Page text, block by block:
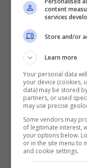
Se uno
e non
passi in
sarebbe
Sullo
Lo
content
services
Store and/or
Learn more
Your personal data
your device (cookies,
data) may be stored
partners, or used
may use precise
Some vendors may
of legitimate interest,
your options below.
or in the site menu to
and cookie settings.